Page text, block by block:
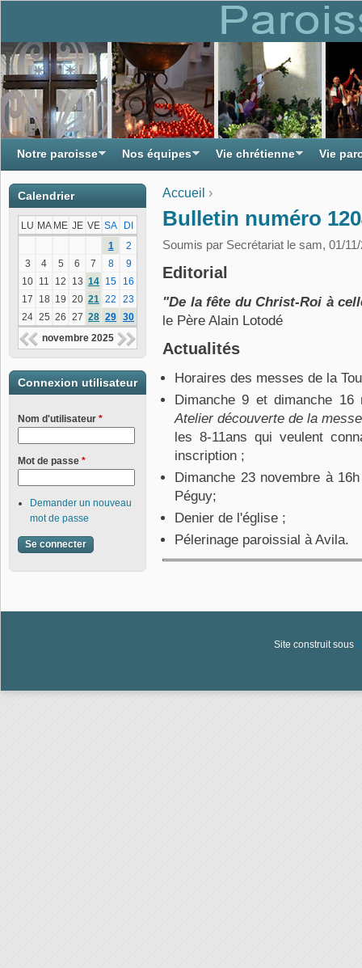
Vous êtes ici
Accueil ›
Bulletin numéro
Soumis par Secrétariat le sam, 01/
Editorial
"De la fête du Christ-Roi à
le Père Alain Lotodé
Actualités
Horaires des messes de la
Dimanche 9 et dimanche
Atelier découverte de la messe
les 8-11ans qui veulent
inscription ;
Dimanche 23 novembre à
Péguy;
Denier de l'église ;
Pélerinage paroissial à Avila.
Notre paroisse Nos équipes Vie chrétienne Vie
Calendrier
LU MA ME JE VE SA
DI
1
2
3
4 5 6 7 8
9
10 11 12 13 14 15
16
17
18 19 20 21 22
23
24 25 26 27 28 29 30
novembre 2025
Connexion utilisateur
Nom d'utilisateur *
Mot de passe *
Demander un nouveau
mot de passe
Site construit sous